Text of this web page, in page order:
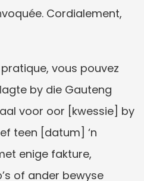
Cordialement,
vous pouvez
by die Gauteng
voor oor [kwessie] by
teen [datum] ‘n
enige fakture,
of ander bewyse